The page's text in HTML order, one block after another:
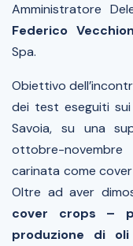
Amministratore
Federico
Spa.
Obiettivo
dei test eseguiti
Savoia, su una
ottobre-
carinata come
Oltre ad aver
cover crops –
produzione di